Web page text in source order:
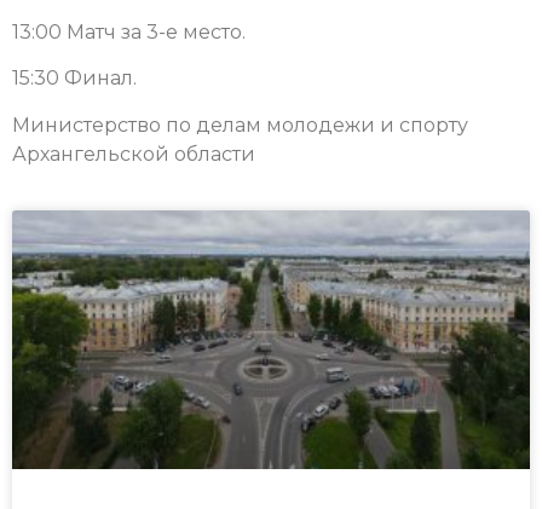
13:00 Матч за 3-е место.
15:30 Финал.
Министерство по делам молодежи и спорту
Архангельской области